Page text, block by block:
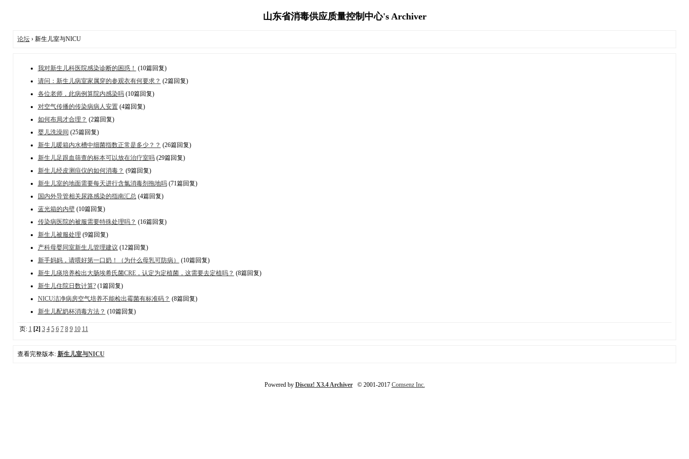
山东省消毒供应质量控制中心's Archiver
论坛› 新生儿室与NICU
我对新生儿科医院感染诊断的困惑！ (10篇回复)
请问：新生儿病室家属穿的参观衣有何要求？ (2篇回复)
各位老师，此病例算院内感染吗(10篇回复)
对空气传播的传染病病人安置(4篇回复)
如何布局才合理？ (2篇回复)
婴儿洗澡间 (25篇回复)
新生儿暖箱内水槽中细菌指数正常是多少？？ (26篇回复)
新生儿足跟血筛查的标本可以放在治疗室吗(29篇回复)
新生儿经皮测疸仪的如何消毒？ (9篇回复)
新生儿室的地面需要每天进行含氯消毒剂拖地吗(71篇回复)
国内外导管相关尿路感染的指南汇总 (4篇回复)
蓝光箱的内壁(10篇回复)
传染病医院的被服需要特殊处理吗？ (16篇回复)
新生儿被服处理 (9篇回复)
产科母婴同室新生儿管理建议 (12篇回复)
新手妈妈，请喂好第一口奶！（为什么母乳可防病）
(10篇回复)
新生儿痰培养检出大肠埃希氏菌CRE，认定为定植菌，这需要去定植吗？ (8篇回复)
新生儿住院日数计算?(1篇回复)
NICU洁净病房空气培养不能检出霉菌有标准码？ (8篇回复)
新生儿配奶杯消毒方法？ (10篇回复)
页: 1 [2] 3 4 5 6 7 8 9 10 11
查看完整版本: 新生儿室与NICU
Powered by Discuz! X3.4 Archiver© 2001-2017 Comsenz Inc.